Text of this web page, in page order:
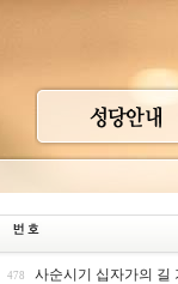
478 사순시기 십자가의 길